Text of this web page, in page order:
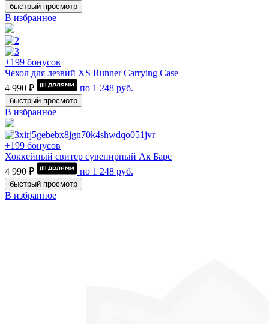
быстрый просмотр
В избранное
+199 бонусов
Чехол для лезвий XS Runner Carrying Case
4 990 ₽
по 1 248 руб.
быстрый просмотр
В избранное
+199 бонусов
Хоккейный свитер сувенирный Ак Барс
4 990 ₽
по 1 248 руб.
быстрый просмотр
В избранное